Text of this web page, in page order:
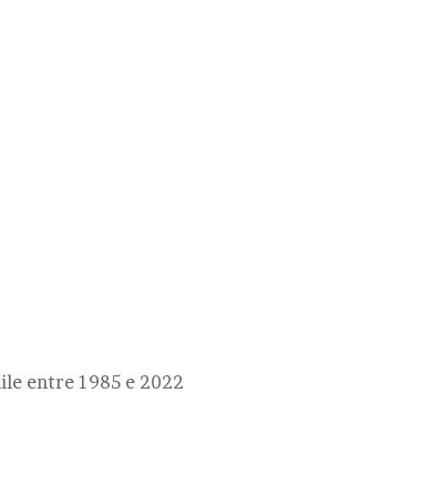
entre 1985 e 2022